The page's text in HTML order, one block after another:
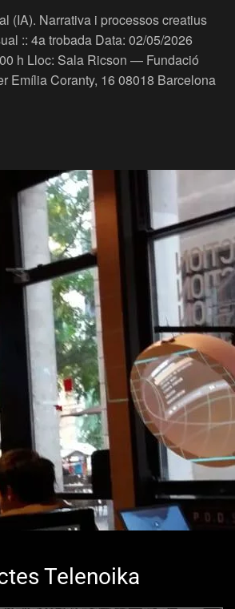
(IA). Narrativa i processos creatius
:: 4a trobada Data: 02/05/2026
h Lloc: Sala Ricson — Fundació
Emília Coranty, 16 08018 Barcelona
Telenoika